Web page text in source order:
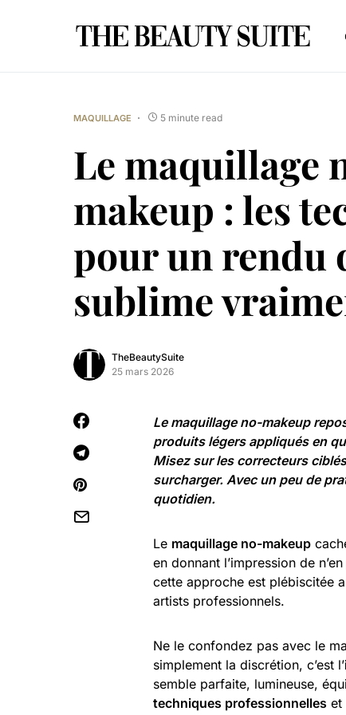
MAQUILLAGE 5 minute read
Le maquillage
makeup : les
pour un rendu
sublime
TheBeautySuite
25 mars 2026
Le maquillage no-makeup
produits légers appliqués en
Misez sur les correcteurs
surcharger. Avec un peu de
quotidien.
Le maquillage no-makeup
en donnant l’impression de
cette approche est plébiscitée
artists professionnels.
Ne le confondez pas avec le
simplement la discrétion, c’est l’
semble parfaite, lumineuse,
techniques professionnelles et